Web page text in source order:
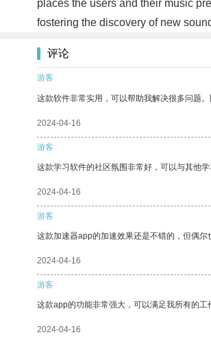
places the users and their music
fostering the discovery of new
评论
游客
这款软件非常实用，可以帮助我解决很多问题
2024-04-16
游客
这款学习软件的社区氛围非常好，可以与其他学
2024-04-16
游客
这款加速器app的加速效果还是不错的，但偶尔
2024-04-16
游客
这款app的功能非常强大，可以满足我所有的工
2024-04-16